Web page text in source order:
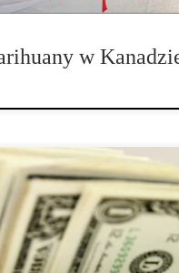
w
po suchość w ustach,
ma dobrze znane działanie na
się również z ogromnymi
nowe badania. Nadmierne